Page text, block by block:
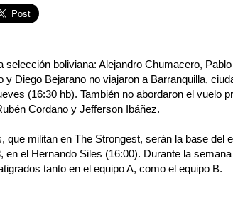
selección boliviana: Alejandro Chumacero,
y Diego Bejarano no viajaron a Barranquilla,
(16:30 hb). También no abordaron el vuelo
Cordano y Jefferson Ibáñez.
que militan en The Strongest, serán la base del
en el Hernando Siles (16:00). Durante la
tanto en el equipo A, como el equipo B.